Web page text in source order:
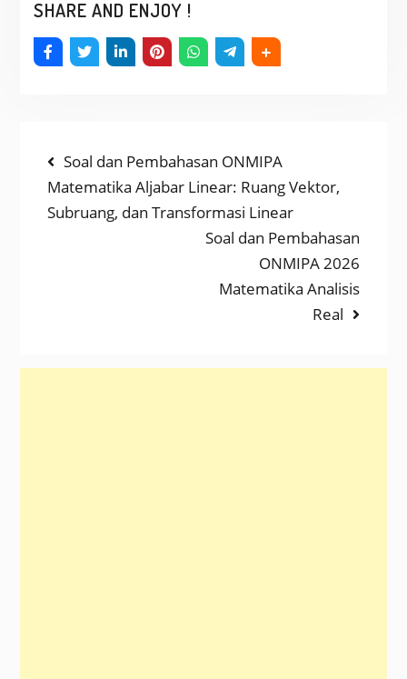
SHARE AND ENJOY !
NAVIGASI
POS
Previous
post:
Soal dan Pembahasan ONMIPA
Matematika Aljabar Linear: Ruang Vektor,
Subruang, dan Transformasi Linear
Next
Soal dan Pembahasan
ONMIPA 2026
Matematika Analisis
Real